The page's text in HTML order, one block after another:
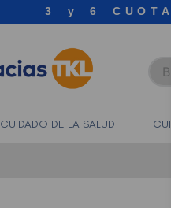
3 y 6
CUIDADO DE LA SALUD